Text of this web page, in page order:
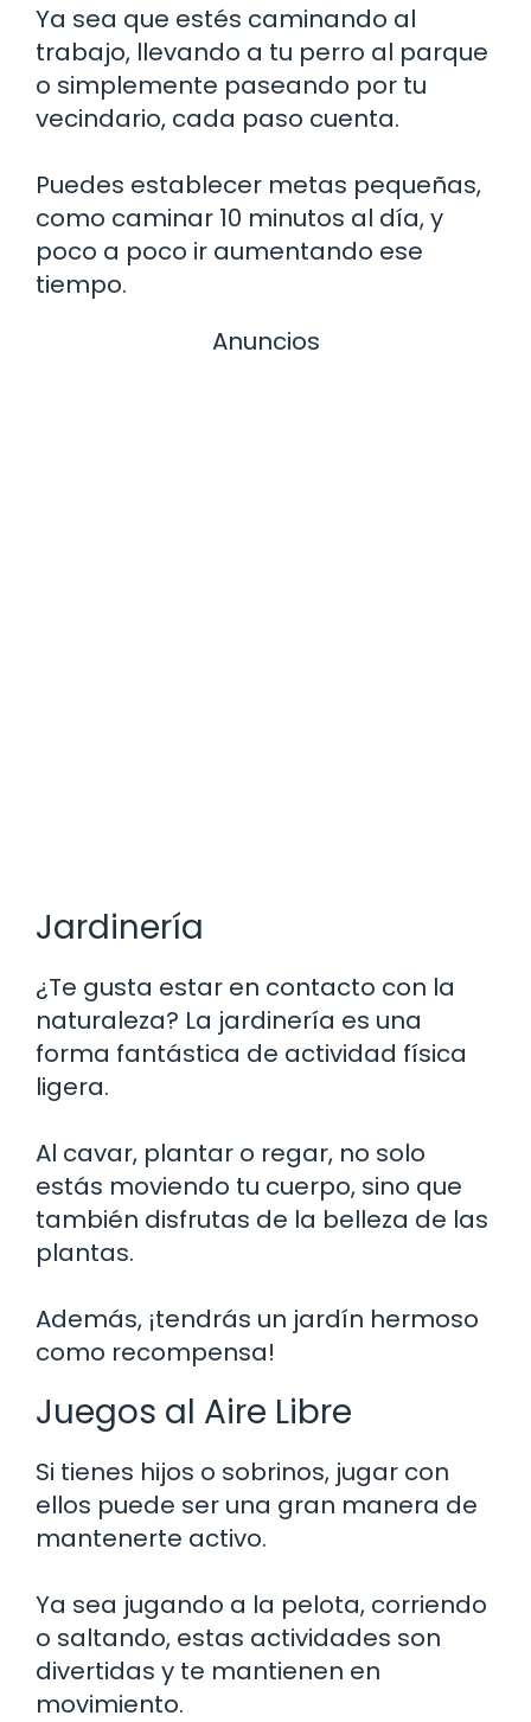
Ya sea que estés caminando al
trabajo, llevando a tu perro al parque
o simplemente paseando por tu
vecindario, cada paso cuenta.
Puedes establecer metas pequeñas,
como caminar 10 minutos al día, y
poco a poco ir aumentando ese
tiempo.
Anuncios
Jardinería
¿Te gusta estar en contacto con la
naturaleza? La jardinería es una
forma fantástica de actividad física
ligera.
Al cavar, plantar o regar, no solo
estás moviendo tu cuerpo, sino que
también disfrutas de la belleza de las
plantas.
Además, ¡tendrás un jardín hermoso
como recompensa!
Juegos al Aire Libre
Si tienes hijos o sobrinos, jugar con
ellos puede ser una gran manera de
mantenerte activo.
Ya sea jugando a la pelota, corriendo
o saltando, estas actividades son
divertidas y te mantienen en
movimiento.